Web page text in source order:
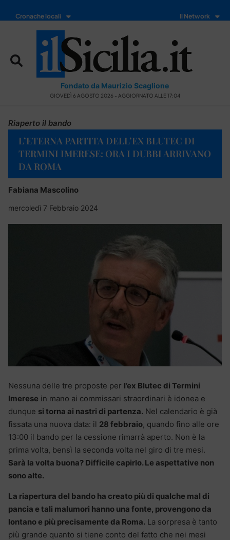
Cronache locali Il Network
Fondato da Maurizio Scaglione
GIOVEDÌ 6 AGOSTO 2026 - AGGIORNATO ALLE 17:04
Riaperto il bando
L’ETERNA PARTITA DELL’EX BLUTEC DI
TERMINI IMERESE: ORA I DUBBI ARRIVANO
DA ROMA
Fabiana Mascolino
mercoledì 7 Febbraio 2024
Nessuna delle tre proposte per l’ex Blutec di Termini
Imerese in mano ai commissari straordinari è idonea e
dunque si torna ai nastri di partenza. Nel calendario è già
fissata una nuova data: il 28 febbraio, quando fino alle ore
13:00 il bando per la cessione rimarrà aperto. Non è la
prima volta, bensì la seconda volta nel giro di tre mesi.
Sarà la volta buona? Difficile capirlo. Le aspettative non
sono alte.
La riapertura del bando ha creato più di qualche mal di
pancia e tali malumori hanno una fonte, provengono da
lontano e più precisamente da Roma. La sorpresa è tanto
più grande quanto si tiene conto del fatto che nei mesi